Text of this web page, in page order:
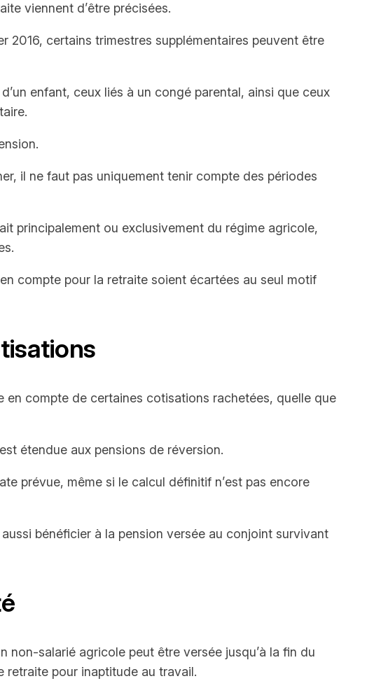
viennent d’être précisées.
2016, certains trimestres supplémentaires peuvent être
enfant, ceux liés à un congé parental, ainsi que ceux
il ne faut pas uniquement tenir compte des périodes
principalement ou exclusivement du régime agricole,
compte pour la retraite soient écartées au seul motif
compte de certaines cotisations rachetées, quelle que
étendue aux pensions de réversion.
prévue, même si le calcul définitif n’est pas encore
bénéficier à la pension versée au conjoint survivant
non-salarié agricole peut être versée jusqu’à la fin du
retraite pour inaptitude au travail.